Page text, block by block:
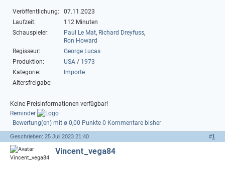
Veröffentlichung:
07.11.2023
Laufzeit:
112 Minuten
Schauspieler:
Paul Le Mat, Richard Dreyfuss,
Ron Howard
Regisseur:
George Lucas
Produktion:
USA / 1973
Kategorie:
Importe
Altersfreigabe:
Keine Preisinformationen verfügbar!
Reminder
Bewertung(en) mit ø 0,00 Punkte 0 Kommentare bisher
#1
Geschrieben: 25 Juli 2023 21:40
Vincent_vega84